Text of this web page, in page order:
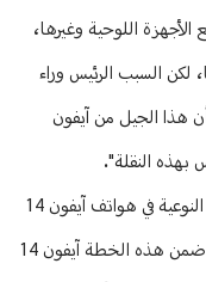
اللوحية وغيرها،
السبب الرئيس وراء
رهانهم على أن هذا الجيل من آيفون
بهذه النقلة".
وأضاف أن شركة أبل "كانت متوقعة هذه النقلة النوعية في هواتف آيفون 14
بناء على تغييرها لخطة التسويق، حيث لا يوجد ضمن هذه الخطة آيفون 14